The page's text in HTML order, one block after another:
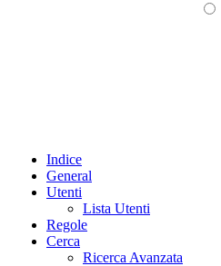
Indice
General
Utenti
Lista Utenti
Regole
Cerca
Ricerca Avanzata